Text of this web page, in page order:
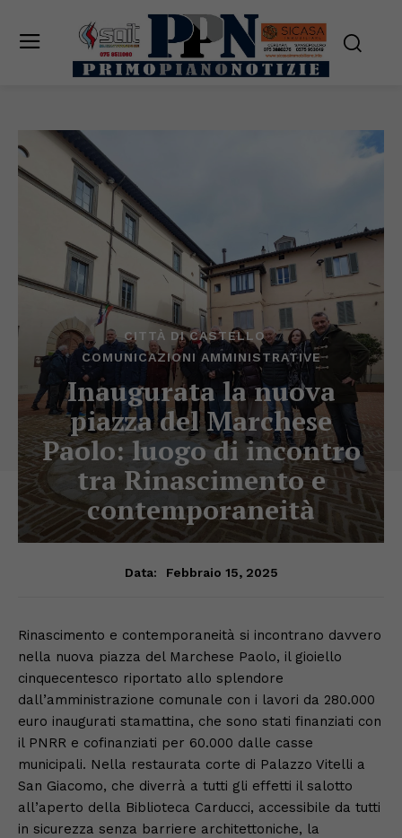
CITTÀ DI CASTELLO
COMUNICAZIONI AMMINISTRATIVE
Inaugurata la nuova
piazza del Marchese
Paolo: luogo di incontro
tra Rinascimento e
contemporaneità
Data: Febbraio 15, 2025
Rinascimento e contemporaneità si incontrano davvero
nella nuova piazza del Marchese Paolo, il gioiello
cinquecentesco riportato allo splendore
dall’amministrazione comunale con i lavori da 280.000
euro inaugurati stamattina, che sono stati finanziati con
il PNRR e cofinanziati per 60.000 dalle casse
municipali. Nella restaurata corte di Palazzo Vitelli a
San Giacomo, che diverrà a tutti gli effetti il salotto
all’aperto della Biblioteca Carducci, accessibile da tutti
in sicurezza senza barriere architettoniche, la